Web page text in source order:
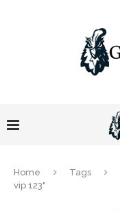
Home Tags
vip 123"